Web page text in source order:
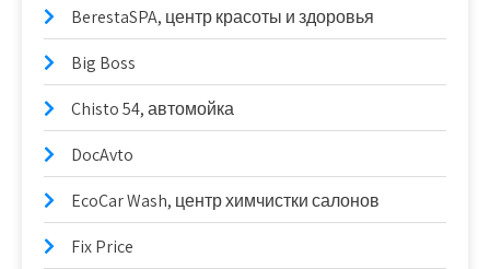
BerestaSPA, центр красоты и здоровья
Big Boss
Chisto 54, автомойка
DocAvto
EcoCar Wash, центр химчистки салонов
Fix Price